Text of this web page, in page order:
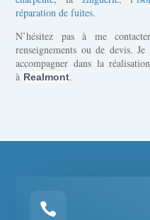
réparation de fuites.
N’hésitez pas à me
renseignements ou de devis.
accompagner dans la
à Realmont.
